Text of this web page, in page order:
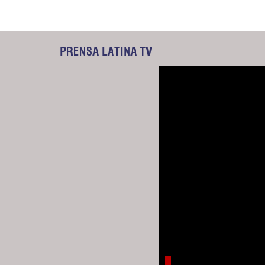
PRENSA LATINA TV